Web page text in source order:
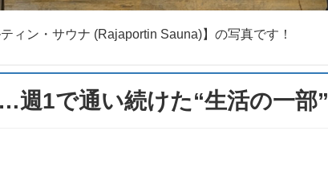
ィン・サウナ (Rajaportin Sauna)】の写真です！
週1で通い続けた“生活の一部”